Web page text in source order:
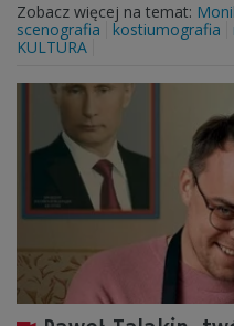
Zobacz więcej na temat:
scenografia
kostiumografia
KULTURA